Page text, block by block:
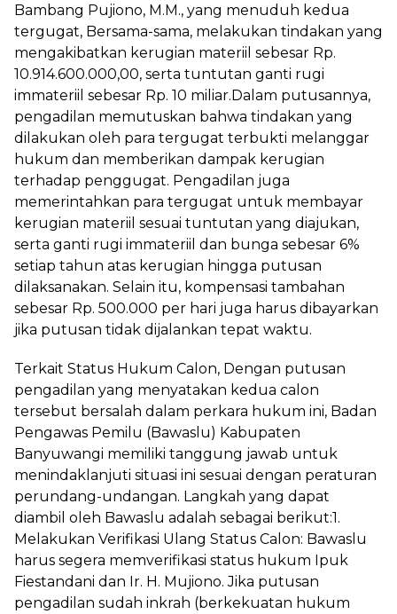
Bambang Pujiono, M.M., yang menuduh kedua
tergugat, Bersama-sama, melakukan tindakan yang
mengakibatkan kerugian materiil sebesar Rp.
10.914.600.000,00, serta tuntutan ganti rugi
immateriil sebesar Rp. 10 miliar.Dalam putusannya,
pengadilan memutuskan bahwa tindakan yang
dilakukan oleh para tergugat terbukti melanggar
hukum dan memberikan dampak kerugian
terhadap penggugat. Pengadilan juga
memerintahkan para tergugat untuk membayar
kerugian materiil sesuai tuntutan yang diajukan,
serta ganti rugi immateriil dan bunga sebesar 6%
setiap tahun atas kerugian hingga putusan
dilaksanakan. Selain itu, kompensasi tambahan
sebesar Rp. 500.000 per hari juga harus dibayarkan
jika putusan tidak dijalankan tepat waktu.
Terkait Status Hukum Calon, Dengan putusan
pengadilan yang menyatakan kedua calon
tersebut bersalah dalam perkara hukum ini, Badan
Pengawas Pemilu (Bawaslu) Kabupaten
Banyuwangi memiliki tanggung jawab untuk
menindaklanjuti situasi ini sesuai dengan peraturan
perundang-undangan. Langkah yang dapat
diambil oleh Bawaslu adalah sebagai berikut:1.
Melakukan Verifikasi Ulang Status Calon: Bawaslu
harus segera memverifikasi status hukum Ipuk
Fiestandani dan Ir. H. Mujiono. Jika putusan
pengadilan sudah inkrah (berkekuatan hukum